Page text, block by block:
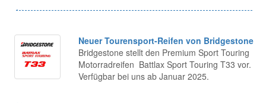
Neuer Tourensport-Reifen von Bridgestone
Bridgestone stellt den Premium Sport Touring
Motorradreifen Battlax Sport Touring T33 vor.
Verfügbar bei uns ab Januar 2025.